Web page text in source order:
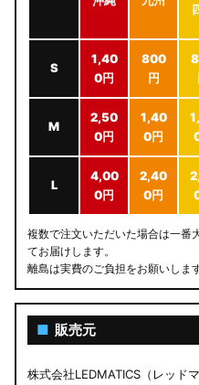
S
1,40
0円
800
円
M
2,50
0円
1,40
0円
L
4,00
0円
2,40
0円
複数で注文いただいた場合は一番
てお届けします。
離島は実費のご負担をお願いします
■ 販売元
株式会社LEDMATICS（レッド